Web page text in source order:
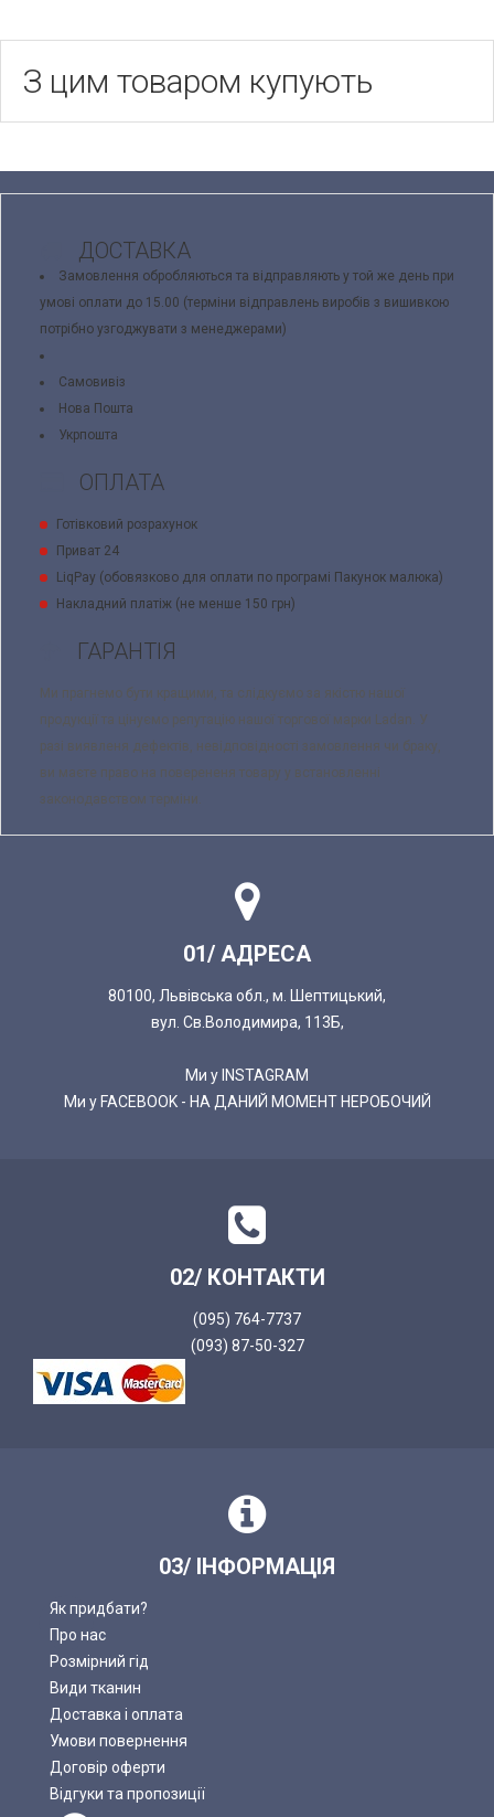
З цим товаром купують
ДОСТАВКА
Замовлення обробляються та відправляють у той же день при
умові оплати до 15.00 (терміни відправлень виробів з вишивкою
потрібно узгоджувати з менеджерами)
Самовивіз
Нова Пошта
Укрпошта
ОПЛАТА
Готівковий розрахунок
Приват 24
LiqPay (обовязково для оплати по програмі Пакунок малюка)
Накладний платіж (не менше 150 грн)
ГАРАНТІЯ
Ми прагнемо бути кращими, та слідкуємо за якістю нашої
продукції та цінуємо репутацію нашої торгової марки Ladan. У
разі виявленя дефектів, невідповідності замовлення чи браку,
ви маєте право на поверененя товару у встановленні
законодавством терміни.
01/ АДРЕСА
80100, Львівська обл., м. Шептицький,
вул. Св.Володимира, 113Б,
Ми у INSTAGRAM
Ми у FACEBOOK - НА ДАНИЙ МОМЕНТ НЕРОБОЧИЙ
02/ КОНТАКТИ
(095) 764-7737
(093) 87-50-327
03/ ІНФОРМАЦІЯ
Як придбати?
Про нас
Розмірний гід
Види тканин
Доставка і оплата
Умови повернення
Договір оферти
Відгуки та пропозиції